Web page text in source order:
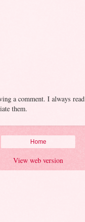
a comment. I always read
them.
Home
View web version